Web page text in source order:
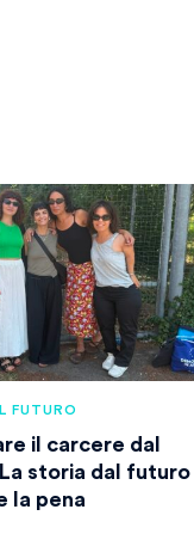
FUTURO
il carcere dal
storia dal futuro
la pena